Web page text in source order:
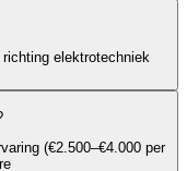
elektrotechniek
(€2.500–€4.000 per